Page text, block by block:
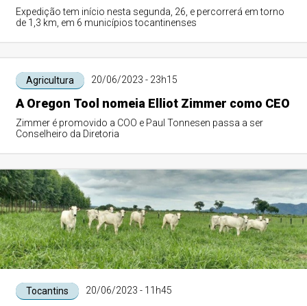
Expedição tem início nesta segunda, 26, e percorrerá em torno
de 1,3 km, em 6 municípios tocantinenses
Agricultura 20/06/2023 - 23h15
A Oregon Tool nomeia Elliot Zimmer como CEO
Zimmer é promovido a COO e Paul Tonnesen passa a ser
Conselheiro da Diretoria
Tocantins 20/06/2023 - 11h45